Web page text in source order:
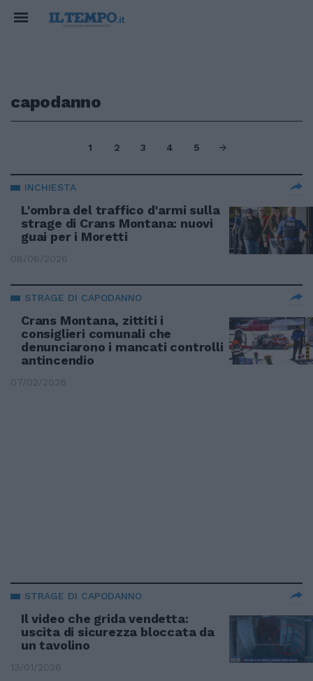
capodanno
1 2 3 4 5
INCHIESTA
L'ombra del traffico d'armi sulla
strage di Crans Montana: nuovi
guai per i Moretti
08/06/2026
STRAGE DI CAPODANNO
Crans Montana, zittiti i
consiglieri comunali che
denunciarono i mancati controlli
antincendio
07/02/2026
STRAGE DI CAPODANNO
Il video che grida vendetta:
uscita di sicurezza bloccata da
un tavolino
13/01/2026